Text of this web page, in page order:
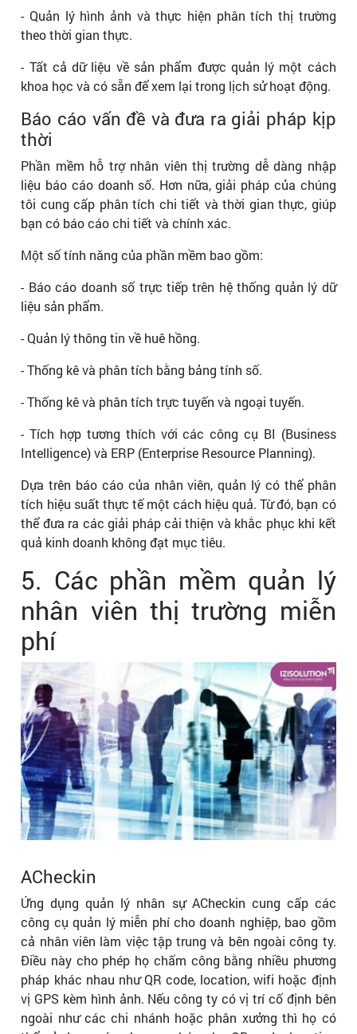
- Quản lý hình ảnh và thực hiện phân tích thị trường
theo thời gian thực.
- Tất cả dữ liệu về sản phẩm được quản lý một cách
khoa học và có sẵn để xem lại trong lịch sử hoạt động.
Báo cáo vấn đề và đưa ra giải pháp kịp
thời
Phần mềm hỗ trợ nhân viên thị trường dễ dàng nhập
liệu báo cáo doanh số. Hơn nữa, giải pháp của chúng
tôi cung cấp phân tích chi tiết và thời gian thực, giúp
bạn có báo cáo chi tiết và chính xác.
Một số tính năng của phần mềm bao gồm:
- Báo cáo doanh số trực tiếp trên hệ thống quản lý dữ
liệu sản phẩm.
- Quản lý thông tin về huê hồng.
- Thống kê và phân tích bằng bảng tính số.
- Thống kê và phân tích trực tuyến và ngoại tuyến.
- Tích hợp tương thích với các công cụ BI (Business
Intelligence) và ERP (Enterprise Resource Planning).
Dựa trên báo cáo của nhân viên, quản lý có thể phân
tích hiệu suất thực tế một cách hiệu quả. Từ đó, bạn có
thể đưa ra các giải pháp cải thiện và khắc phục khi kết
quả kinh doanh không đạt mục tiêu.
5. Các phần mềm quản lý
nhân viên thị trường miễn
phí
ACheckin
Ứng dụng quản lý nhân sự ACheckin cung cấp các
công cụ quản lý miễn phí cho doanh nghiệp, bao gồm
cả nhân viên làm việc tập trung và bên ngoài công ty.
Điều này cho phép họ chấm công bằng nhiều phương
pháp khác nhau như QR code, location, wifi hoặc định
vị GPS kèm hình ảnh. Nếu công ty có vị trí cố định bên
ngoài như các chi nhánh hoặc phân xưởng thì họ có